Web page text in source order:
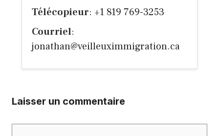
Télécopieur: +1 819 769-3253
Courriel:
jonathan@veilleuximmigration.ca
Laisser un commentaire